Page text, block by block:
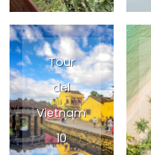
Tour
del
Vietnam
10